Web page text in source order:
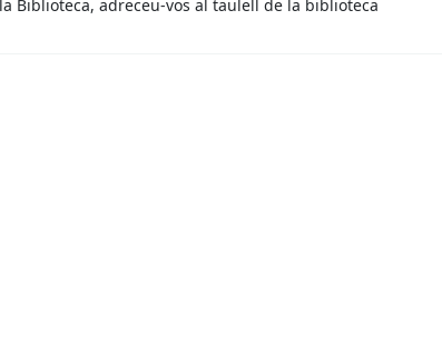
Biblioteca, adreceu-vos al taulell de la biblioteca